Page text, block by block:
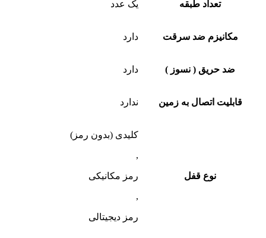
تعداد طبقه یک عدد
مکانیزم ضد سرقت دارد
ضد حریق ( نسوز ) دارد
قابلیت اتصال به زمین ندارد
نوع قفل
کلیدی (بدون رمز)
,
رمز مکانیکی
,
رمز دیجیتالی